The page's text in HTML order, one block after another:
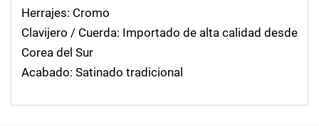
Herrajes: Cromo
Clavijero / Cuerda: Importado de alta calidad desde
Corea del Sur
Acabado: Satinado tradicional